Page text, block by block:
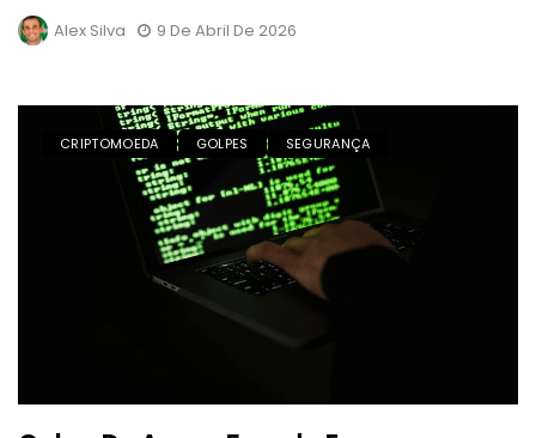
Alex Silva 9 De Abril De 2026
CRIPTOMOEDA GOLPES SEGURANÇA